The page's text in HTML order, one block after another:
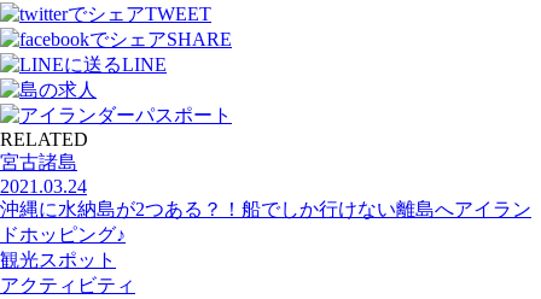
TWEET
SHARE
LINE
RELATED
宮古諸島
2021.03.24
沖縄に水納島が2つある？！船でしか行けない離島へアイラン
ドホッピング♪
観光スポット
アクティビティ